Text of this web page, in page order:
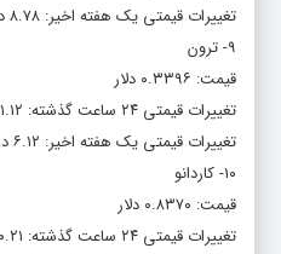
تغییرات قیمتی یک هفته اخیر: ۸.۷۸ درصد کاهش
۹- ترون
قیمت: ۰.۳۳۹۶ دلار
تغییرات قیمتی ۲۴ ساعت گذشته: ۱.۱۲ درصد کاهش
تغییرات قیمتی یک هفته اخیر: ۶.۱۲ درصد کاهش
۱۰- کاردانو
قیمت: ۰.۸۳۷۰ دلار
تغییرات قیمتی ۲۴ ساعت گذشته: ۰.۲۱ درصد کاهش